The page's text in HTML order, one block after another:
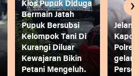
Kios Pupuk Diduga
Bermain Jatah
Pupuk Bersubsi
Kelompok Tani Di
Kurangi Diluar
Kewajaran Bikin
Petani Mengeluh.
gelar
›